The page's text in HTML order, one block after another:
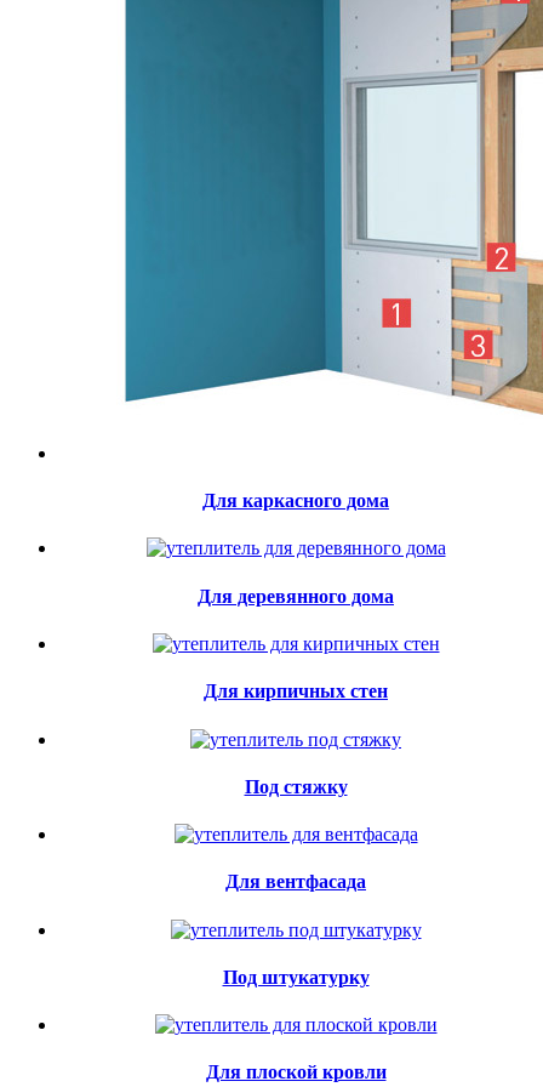
Для каркасного дома
Для деревянного дома
Для кирпичных стен
Под стяжку
Для вентфасада
Под штукатурку
Для плоской кровли